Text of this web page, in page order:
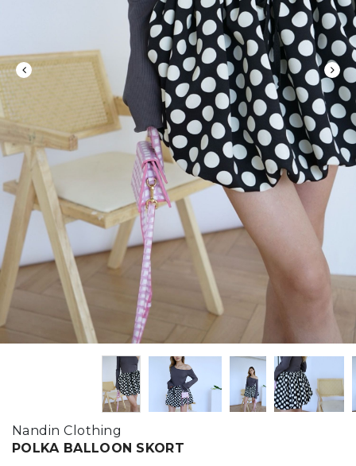
Nandin Clothing
POLKA BALLOON SKORT